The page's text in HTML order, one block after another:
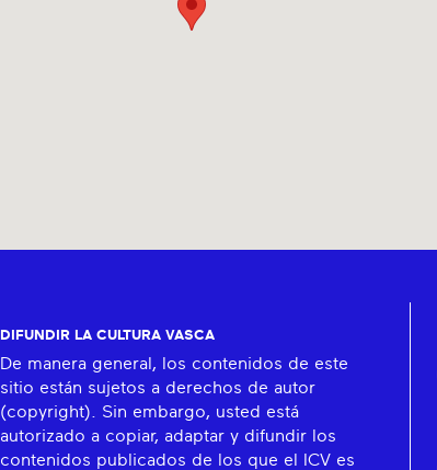
DIFUNDIR LA CULTURA VASCA
De manera general, los contenidos de este
sitio están sujetos a derechos de autor
(copyright). Sin embargo, usted está
autorizado a copiar, adaptar y difundir los
contenidos publicados de los que el ICV es